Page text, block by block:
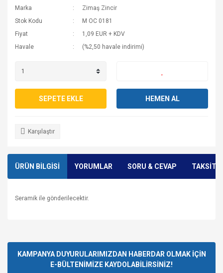
Marka
Zimaş Zincir
Stok Kodu
M OC 0181
Fiyat
1,09 EUR + KDV
Havale
(%2,50 havale indirimi)
SEPETE EKLE HEMEN AL
Karşılaştır
ÜRÜN BİLGİSİ YORUMLAR SORU & CEVAP TAKSİT
Seramik ile gönderilecektir.
Yorum Yaz
Soru Sor
kullanarak tarafımıza iletebilirsiniz.
Görüş ve önerileriniz için teşekkür ederiz.
KAMPANYA DUYURULARIMIZDAN HABERDAR OLMAK İÇİN
E-BÜLTENİMİZE KAYDOLABİLİRSİNİZ!